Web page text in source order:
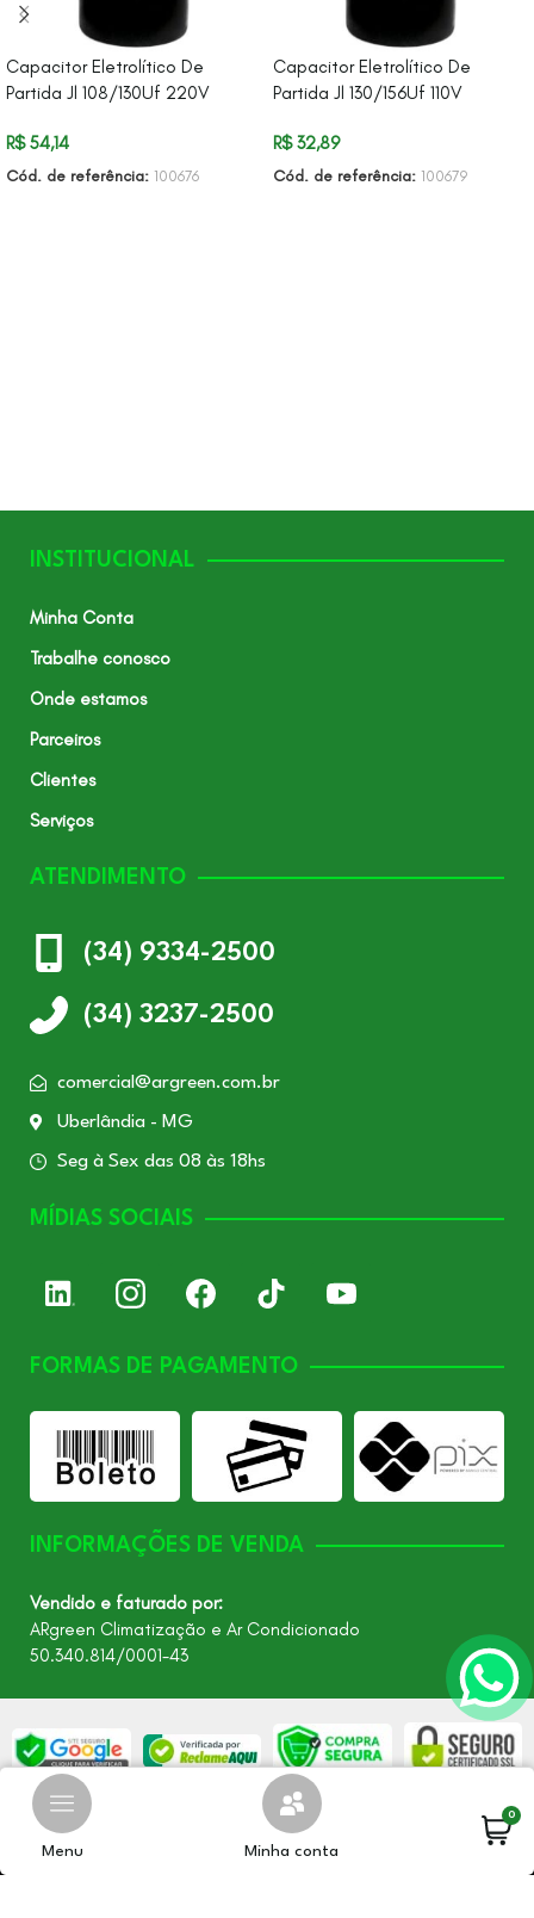
Capacitor Eletrolítico De
Partida Jl 108/130Uf 220V
R$54,14
Cód. de referência: 100676
Capacitor Eletrolítico De
Partida Jl 130/156Uf 110V
R$32,89
Cód. de referência: 100679
Menu Minha conta
0
INSTITUCIONAL
Minha Conta
Trabalhe conosco
Onde estamos
Parceiros
Clientes
Serviços
ATENDIMENTO
(34) 9334-2500
(34) 3237-2500
comercial@argreen.com.br
Uberlândia - MG
Seg à Sex das 08 às 18hs
MÍDIAS SOCIAIS
FORMAS DE PAGAMENTO
INFORMAÇÕES DE VENDA
Vendido e faturado por:
ARgreen Climatização e Ar Condicionado
50.340.814/0001-43
©2026 - Todos os direitos reservados – ARgreen. CNPJ:
24.849.649/0001-40